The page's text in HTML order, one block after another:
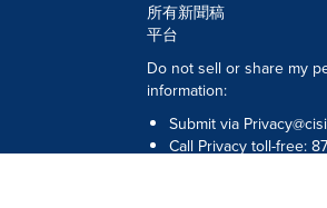
所有新聞稿
平台
Do not sell or share my
information:
Submit via
Call Privacy toll-free: